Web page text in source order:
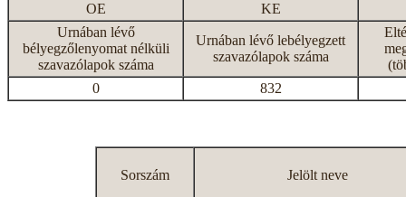
OE
KE
Urnában lévő
bélyegzőlenyomat nélküli
szavazólapok száma
Urnában lévő lebélyegzett
szavazólapok száma
0
832
Sorszám Jelölt neve